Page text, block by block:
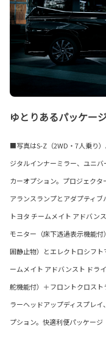
ゆとりあるパッケー
■写真はS-Z（2WD・7人乗り
ジタルインナーミラー、ユニ
カーオプション。プロジェクタ
アランスランプとアダプティブ
トヨタ チームメイト アドバン
モニター（床下透過表示機能
囲静止物）とエレクトロシフ
ームメイト アドバンスト ドラ
舵機能付）＋フロントクロス
ラーヘッドアップディスプレ
プション。快適利便パッケージ